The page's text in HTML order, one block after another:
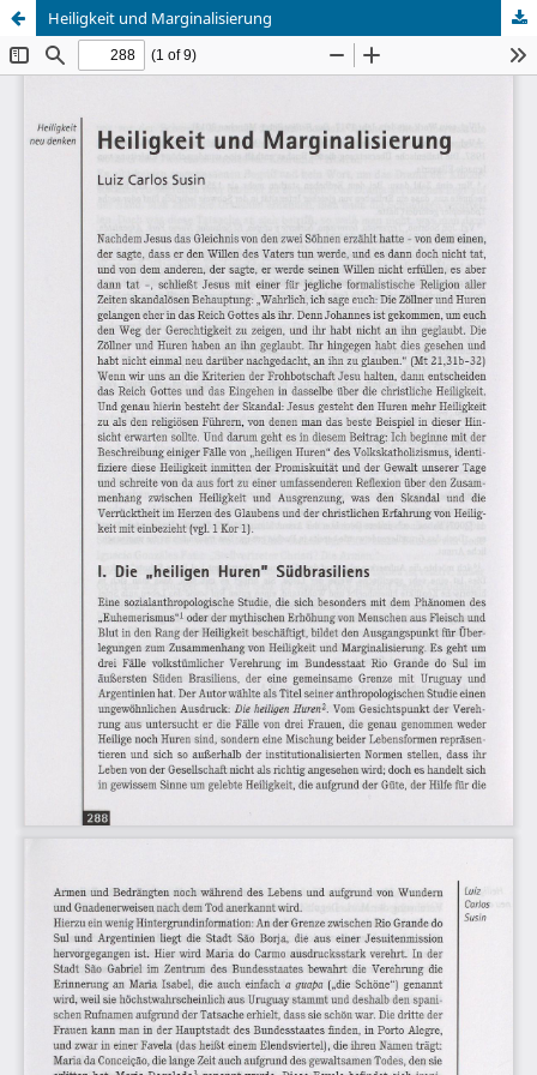
Heiligkeit und Marginalisierung